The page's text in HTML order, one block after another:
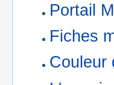
Portail
Fiches
Couleur